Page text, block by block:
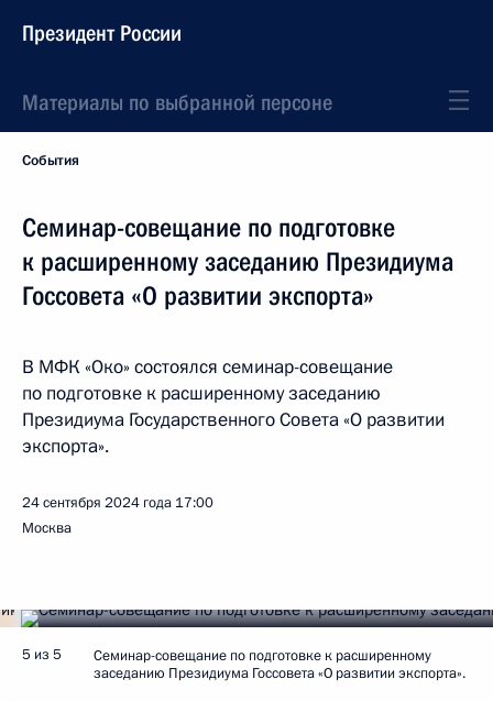
Президент России
Материалы по выбранной персоне
События
Семинар-совещание по подготовке
к расширенному заседанию Президиума
Госсовета «О развитии экспорта»
В МФК «Око» состоялся семинар-совещание
по подготовке к расширенному заседанию
Президиума Государственного Совета «О развитии
экспорта».
24 сентября 2024 года 17:00
Москва
5 из 5
Семинар-совещание по подготовке к расширенному
заседанию Президиума Госсовета «О развитии экспорта».